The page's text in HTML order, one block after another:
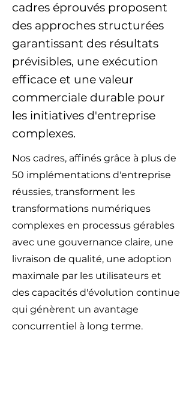
cadres éprouvés proposent
des approches structurées
garantissant des résultats
prévisibles, une exécution
efficace et une valeur
commerciale durable pour
les initiatives d'entreprise
complexes.
Nos cadres, affinés grâce à plus de
50 implémentations d'entreprise
réussies, transforment les
transformations numériques
complexes en processus gérables
avec une gouvernance claire, une
livraison de qualité, une adoption
maximale par les utilisateurs et
des capacités d'évolution continue
qui génèrent un avantage
concurrentiel à long terme.